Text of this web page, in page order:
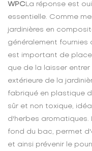
WPC La réponse est
essentielle. Comme
jardinières en
généralement fournies
est important de
que de la laisser
extérieure de la
fabriqué en plastique
sûr et non toxique,
d'herbes aromatiques.
fond du bac, permet
et ainsi prévenir le